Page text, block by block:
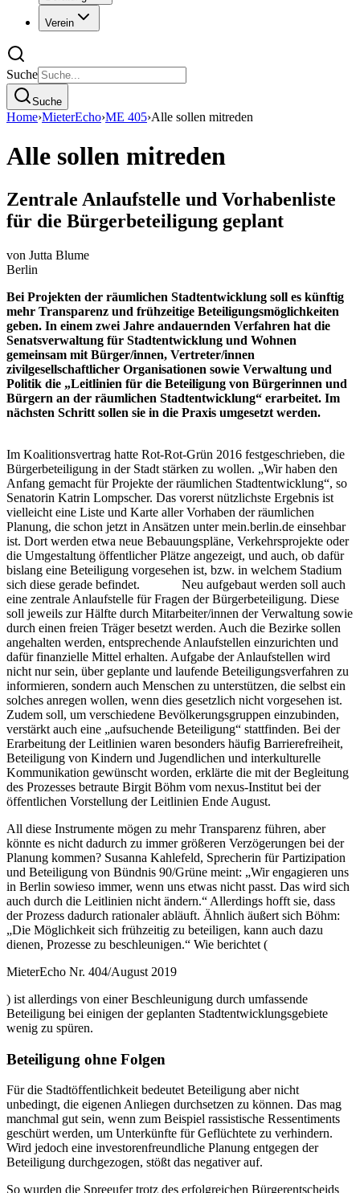
Verein
Suche
Suche
Home›MieterEcho›ME 405›Alle sollen mitreden
Alle sollen mitreden
Zentrale Anlaufstelle und Vorhabenliste
für die Bürgerbeteiligung geplant
von Jutta Blume
Berlin
Bei Projekten der räumlichen Stadtentwicklung soll es künftig
mehr Transparenz und frühzeitige Beteiligungsmöglichkeiten
geben. In einem zwei Jahre andauernden Verfahren hat die
Senatsverwaltung für Stadtentwicklung und Wohnen
gemeinsam mit Bürger/innen, Vertreter/innen
zivilgesellschaftlicher Organisationen sowie Verwaltung und
Politik die „Leitlinien für die Beteiligung von Bürgerinnen und
Bürgern an der räumlichen Stadtentwicklung“ erarbeitet. Im
nächsten Schritt sollen sie in die Praxis umgesetzt werden.
Im Koalitionsvertrag hatte Rot-Rot-Grün 2016 festgeschrieben, die
Bürgerbeteiligung in der Stadt stärken zu wollen. „Wir haben den
Anfang gemacht für Projekte der räumlichen Stadtentwicklung“, so
Senatorin Katrin Lompscher. Das vorerst nützlichste Ergebnis ist
vielleicht eine Liste und Karte aller Vorhaben der räumlichen
Planung, die schon jetzt in Ansätzen unter mein.berlin.de einsehbar
ist. Dort werden etwa neue Bebauungspläne, Verkehrsprojekte oder
die Umgestaltung öffentlicher Plätze angezeigt, und auch, ob dafür
bislang eine Beteiligung vorgesehen ist, bzw. in welchem Stadium
sich diese gerade befindet. Neu aufgebaut werden soll auch
eine zentrale Anlaufstelle für Fragen der Bürgerbeteiligung. Diese
soll jeweils zur Hälfte durch Mitarbeiter/innen der Verwaltung sowie
durch einen freien Träger besetzt werden. Auch die Bezirke sollen
angehalten werden, entsprechende Anlaufstellen einzurichten und
dafür finanzielle Mittel erhalten. Aufgabe der Anlaufstellen wird
nicht nur sein, über geplante und laufende Beteiligungsverfahren zu
informieren, sondern auch Menschen zu unterstützen, die selbst ein
solches anregen wollen, wenn dies gesetzlich nicht vorgesehen ist.
Zudem soll, um verschiedene Bevölkerungsgruppen einzubinden,
verstärkt auch eine „aufsuchende Beteiligung“ stattfinden. Bei der
Erarbeitung der Leitlinien waren besonders häufig Barrierefreiheit,
Beteiligung von Kindern und Jugendlichen und interkulturelle
Kommunikation gewünscht worden, erklärte die mit der Begleitung
des Prozesses betraute Birgit Böhm vom nexus-Institut bei der
öffentlichen Vorstellung der Leitlinien Ende August.
All diese Instrumente mögen zu mehr Transparenz führen, aber
könnte es nicht dadurch zu immer größeren Verzögerungen bei der
Planung kommen? Susanna Kahlefeld, Sprecherin für Partizipation
und Beteiligung von Bündnis 90/Grüne meint: „Wir engagieren uns
in Berlin sowieso immer, wenn uns etwas nicht passt. Das wird sich
auch durch die Leitlinien nicht ändern.“ Allerdings hofft sie, dass
der Prozess dadurch rationaler abläuft. Ähnlich äußert sich Böhm:
„Die Möglichkeit sich frühzeitig zu beteiligen, kann auch dazu
dienen, Prozesse zu beschleunigen.“ Wie berichtet (
MieterEcho Nr. 404/August 2019
) ist allerdings von einer Beschleunigung durch umfassende
Beteiligung bei einigen der geplanten Stadtentwicklungsgebiete
wenig zu spüren.
Beteiligung ohne Folgen
Für die Stadtöffentlichkeit bedeutet Beteiligung aber nicht
unbedingt, die eigenen Anliegen durchsetzen zu können. Das mag
manchmal gut sein, wenn zum Beispiel rassistische Ressentiments
geschürt werden, um Unterkünfte für Geflüchtete zu verhindern.
Wird jedoch eine investorenfreundliche Planung entgegen der
Beteiligung durchgezogen, stößt das negativer auf.
So wurden die Spreeufer trotz des erfolgreichen Bürgerentscheids